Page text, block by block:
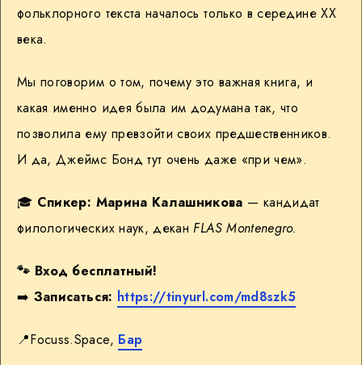
фольклорного текста началось только в середине ХХ
века.
Мы поговорим о том, почему это важная книга, и
какая именно идея была им додумана так, что
позволила ему превзойти своих предшественников.
И да, Джеймс Бонд тут очень даже «при чем».
🎓 Спикер: Марина Калашникова — кандидат
филологических наук, деканFLAS Montenegro.
🐾 Вход бесплатный!
➡️ Записаться: https://tinyurl.com/md8szk5
📍Focuss.Space, Бар